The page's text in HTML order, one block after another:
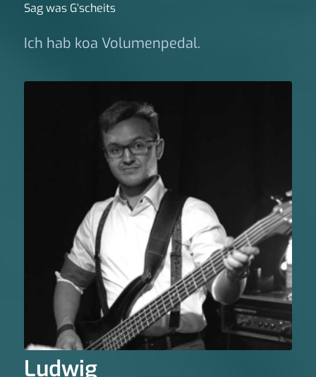
Sag was G‘scheits
Ich hab koa Volumenpedal.
Ludwig